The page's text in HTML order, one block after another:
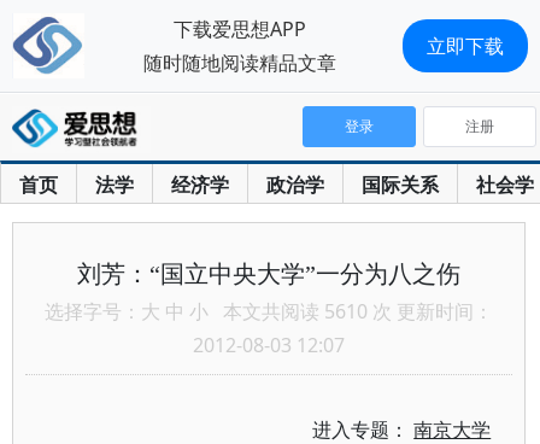
首页 法学 经济学 政治学 国际关系 社会学
登录 注册
刘芳：“国立中央大学”一分为八之伤
选择字号： 大 中 小 本文共阅读 5610 次 更新时间：
2012-08-03 12:07
进入专题：南京大学
下载爱思想APP
随时随地阅读精品文章
立即下载